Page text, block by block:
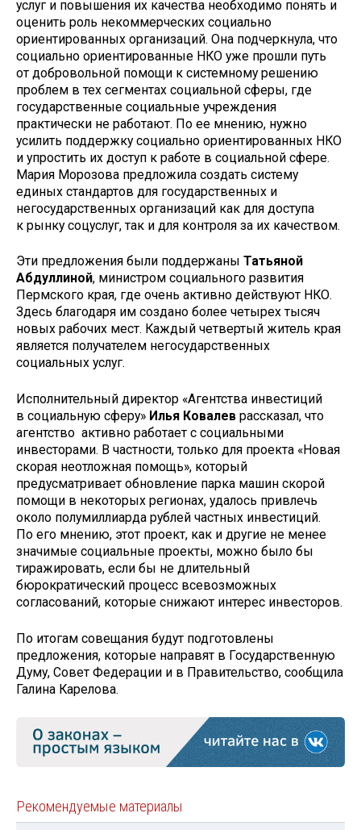
услуг и повышения их качества необходимо понять и
оценить роль некоммерческих социально
ориентированных организаций. Она подчеркнула, что
социально ориентированные НКО уже прошли путь
от добровольной помощи к системному решению
проблем в тех сегментах социальной сферы, где
государственные социальные учреждения
практически не работают. По ее мнению, нужно
усилить поддержку социально ориентированных НКО
и упростить их доступ к работе в социальной сфере.
Мария Морозова предложила создать систему
единых стандартов для государственных и
негосударственных организаций как для доступа
к рынку соцуслуг, так и для контроля за их качеством.
Эти предложения были поддержаны Татьяной
Абдуллиной, министром социального развития
Пермского края, где очень активно действуют НКО.
Здесь благодаря им создано более четырех тысяч
новых рабочих мест. Каждый четвертый житель края
является получателем негосударственных
социальных услуг.
Исполнительный директор «Агентства инвестиций
в социальную сферу» Илья Ковалев рассказал, что
агентство активно работает с социальными
инвесторами. В частности, только для проекта «Новая
скорая неотложная помощь», который
предусматривает обновление парка машин скорой
помощи в некоторых регионах, удалось привлечь
около полумиллиарда рублей частных инвестиций.
По его мнению, этот проект, как и другие не менее
значимые социальные проекты, можно было бы
тиражировать, если бы не длительный
бюрократический процесс всевозможных
согласований, которые снижают интерес инвесторов.
По итогам совещания будут подготовлены
предложения, которые направят в Государственную
Думу, Совет Федерации и в Правительство, сообщила
Галина Карелова.
Рекомендуемые материалы